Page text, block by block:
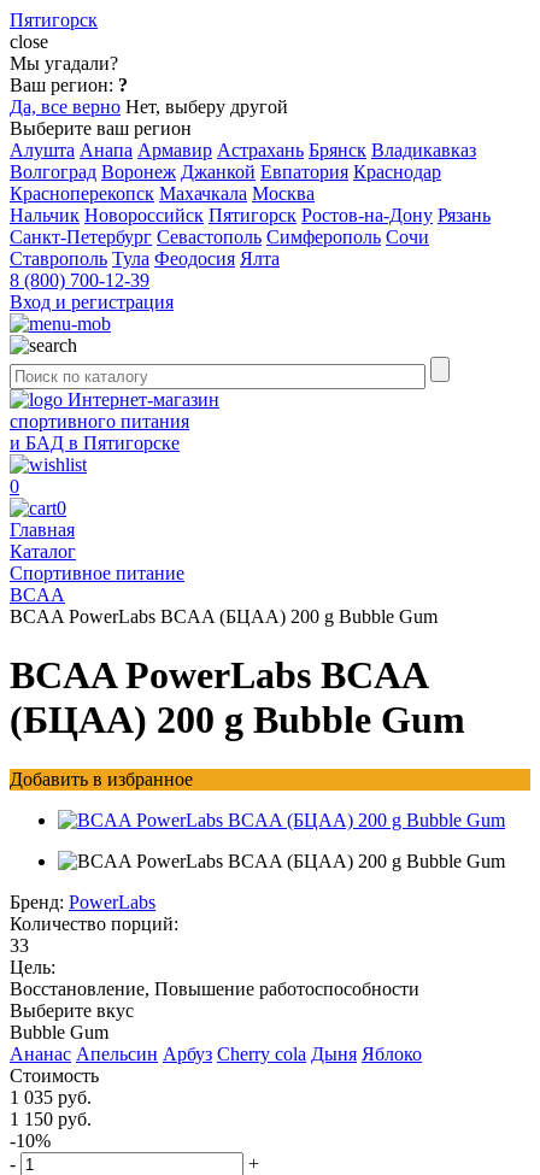
Пятигорск
close
Мы угадали?
Ваш регион: ?
Да, все верно Нет, выберу другой
Выберите ваш регион
Алушта Анапа Армавир Астрахань Брянск Владикавказ
Волгоград Воронеж Джанкой Евпатория Краснодар
Красноперекопск Махачкала Москва
Нальчик Новороссийск Пятигорск Ростов-на-Дону Рязань
Санкт-Петербург Севастополь Симферополь Сочи
Ставрополь Тула Феодосия Ялта
8 (800) 700-12-39
Вход и регистрация
Интернет-магазин
спортивного питания
и БАД в Пятигорске
0
0
Главная
Каталог
Спортивное питание
BCAA
BCAA PowerLabs BCAA (БЦАА) 200 g Bubble Gum
BCAA PowerLabs BCAA
(БЦАА) 200 g Bubble Gum
Добавить в избранное
Бренд: PowerLabs
Количество порций:
33
Цель:
Восстановление, Повышение работоспособности
Выберите вкус
Bubble Gum
Ананас Апельсин Арбуз Cherry cola Дыня Яблоко
Стоимость
1 035 руб.
1 150 руб.
-10%
-
+